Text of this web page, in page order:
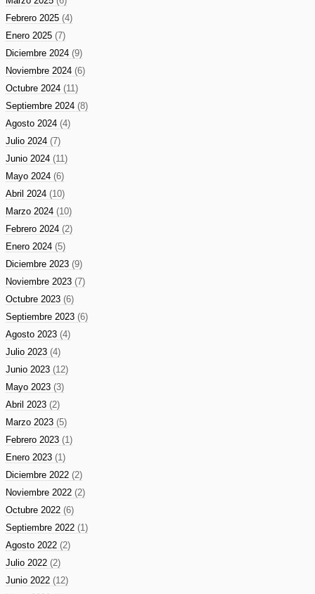
Febrero 2025 (4)
Enero 2025 (7)
Diciembre 2024 (9)
Noviembre 2024 (6)
Octubre 2024 (11)
Septiembre 2024 (8)
Agosto 2024 (4)
Julio 2024 (7)
Junio 2024 (11)
Mayo 2024 (6)
Abril 2024 (10)
Marzo 2024 (10)
Febrero 2024 (2)
Enero 2024 (5)
Diciembre 2023 (9)
Noviembre 2023 (7)
Octubre 2023 (6)
Septiembre 2023 (6)
Agosto 2023 (4)
Julio 2023 (4)
Junio 2023 (12)
Mayo 2023 (3)
Abril 2023 (2)
Marzo 2023 (5)
Febrero 2023 (1)
Enero 2023 (1)
Diciembre 2022 (2)
Noviembre 2022 (2)
Octubre 2022 (6)
Septiembre 2022 (1)
Agosto 2022 (2)
Julio 2022 (2)
Junio 2022 (12)